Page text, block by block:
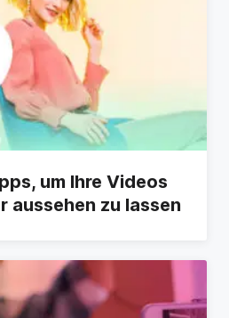
um Ihre Videos
aussehen zu lassen